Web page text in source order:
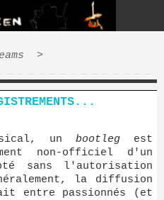
>
unbootleg est
non-officiel d'un
sans l'autorisation
la diffusion
entre passionnés (et